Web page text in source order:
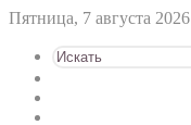
Пятница, 7 августа 2026